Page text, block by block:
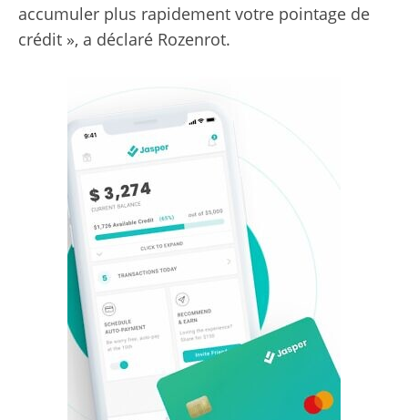
accumuler plus rapidement votre pointage de
crédit », a déclaré Rozenrot.